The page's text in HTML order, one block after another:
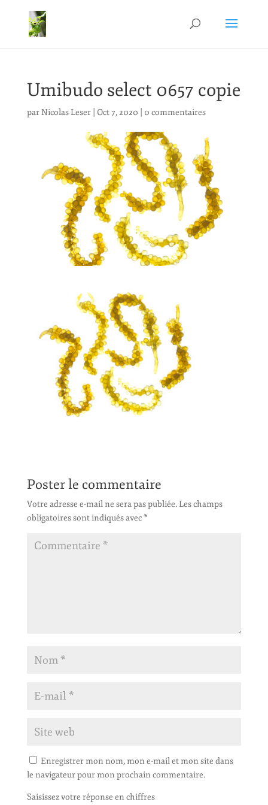
Umibudo select 0657 copie
parNicolas Leser| Oct 7, 2020 0 commentaires
Poster le commentaire
Votre adresse e-mail ne sera pas publiée.Les champs
obligatoires sont indiqués avec*
Enregistrer mon nom, mon e-mail et mon site dans
le navigateur pour mon prochain commentaire.
Saisissez votre réponse en chiffres